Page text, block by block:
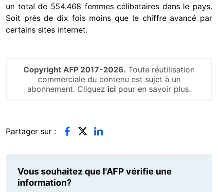
un total de 554.468 femmes célibataires dans le pays.
Soit près de dix fois moins que le chiffre avancé par
certains sites internet.
Copyright AFP 2017-2026. Toute réutilisation
commerciale du contenu est sujet à un
abonnement. Cliquez ici pour en savoir plus.
Partager sur :
Vous souhaitez que l'AFP vérifie une
information?